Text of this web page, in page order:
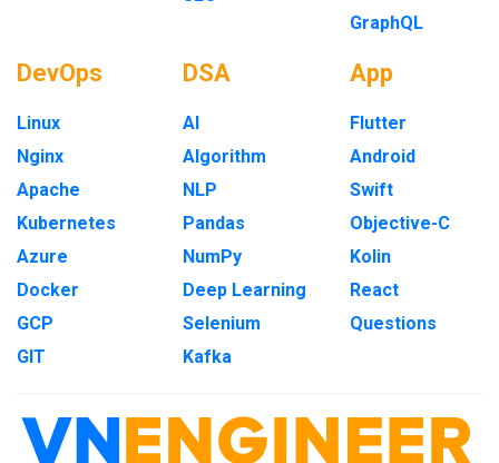
GraphQL
DevOps
Linux
Nginx
Apache
Kubernetes
Azure
Docker
GCP
GIT
DSA
AI
Algorithm
NLP
Pandas
NumPy
Deep Learning
Selenium
Kafka
App
Flutter
Android
Swift
Objective-C
Kolin
React
Questions